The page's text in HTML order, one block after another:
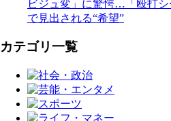
ビジュ変」に驚愕…「殴打シ
で見出される“希望”
カテゴリ一覧